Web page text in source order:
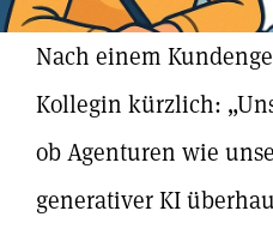
Nach einem
Kollegin kürzlich:
ob Agenturen wie
generativer KI